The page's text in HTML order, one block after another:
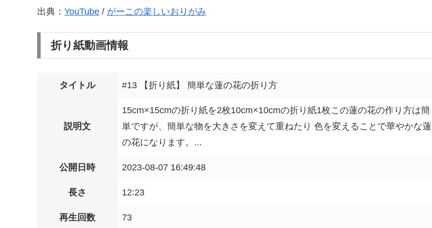
出典： YouTube / がーこの楽しいおりがみ
折り紙動画情報
タイトル #13 【折り紙】 簡単な蓮の花の折り方
説明文
15cm×15cmの折り紙を2枚10cm×10cmの折り紙1枚この蓮の花の作り方は簡
単ですが、簡単な物を大きさを変えて重ねたり 色を変えることで華やかな蓮
の花になります。...
公開日時 2023-08-07 16:49:48
長さ 12:23
再生回数 73